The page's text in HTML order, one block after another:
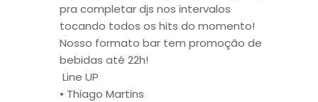
pra completar djs nos intervalos
tocando todos os hits do momento!
Nosso formato bar tem promoção de
bebidas até 22h!
Line UP
• Thiago Martins